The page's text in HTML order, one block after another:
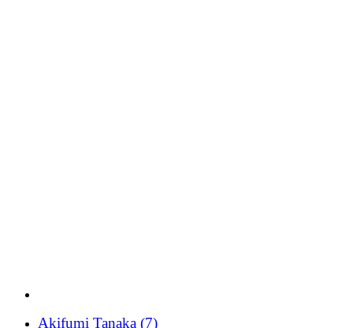
Akifumi Tanaka (7)